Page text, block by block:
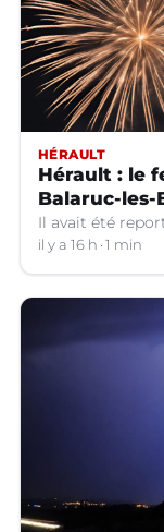
HÉRAULT
Hérault : le
Balaruc-les-
Il avait été
il y a 16 h 1 min